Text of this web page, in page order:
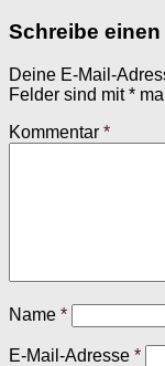
Schreibe
Deine E-Mail-
Felder sind mit*
Kommentar *
Name *
E-Mail-Adresse *